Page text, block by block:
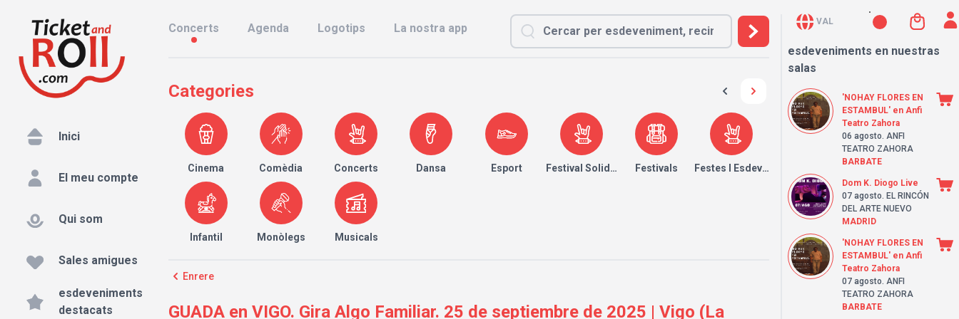
Inici
El meu compte
Qui som
Sales amigues
esdeveniments
destacats
Concerts Agenda Logotips La nostra app
Categories
Cinema Comèdia Concerts Dansa Esport Festival Solidari Festivals Festes I Esdeveniments
Infantil Monòlegs Musicals
Enrere
GUADA en VIGO. Gira Algo Familiar. 25 de septiembre de 2025 | Vigo (La
VAL
esdeveniments en nuestras
salas
'NOHAY FLORES EN
ESTAMBUL' en Anfi
Teatro Zahora
06 agosto. ANFI
TEATRO ZAHORA
BARBATE
Dom K. Diogo Live
07 agosto. EL RINCÓN
DEL ARTE NUEVO
MADRID
'NOHAY FLORES EN
ESTAMBUL' en Anfi
Teatro Zahora
07 agosto. ANFI
TEATRO ZAHORA
BARBATE